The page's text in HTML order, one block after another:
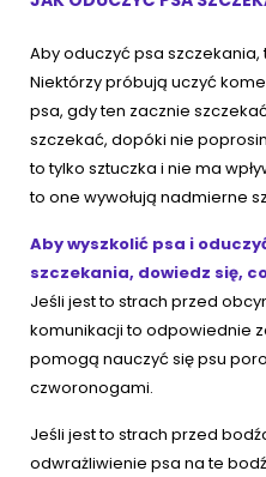
Aby oduczyć psa
Niektórzy próbują uczyć
psa, gdy ten zacznie
szczekać, dopóki nie
to tylko sztuczka i nie ma
to one wywołują nadmierne
Aby wyszkolić psa i
szczekania, dowiedz się,
Jeśli jest to strach przed
komunikacji to odpowiednie
pomogą nauczyć się psu
czworonogami.
Jeśli jest to strach przed
odwrażliwienie psa na te